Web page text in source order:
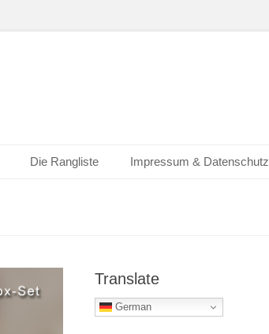
Die Rangliste Impressum & Datenschutz
Translate
German